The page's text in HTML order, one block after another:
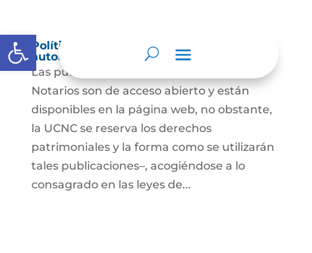
Abrir barra de herramientas
Política de derechos de autor y/o
autorización de uso sobre los contenidos
Las publicaciones de la UCNC y de los
Notarios son de acceso abierto y están
disponibles en la página web, no obstante,
la UCNC se reserva los derechos
patrimoniales y la forma como se utilizarán
tales publicaciones–, acogiéndose a lo
consagrado en las leyes de...